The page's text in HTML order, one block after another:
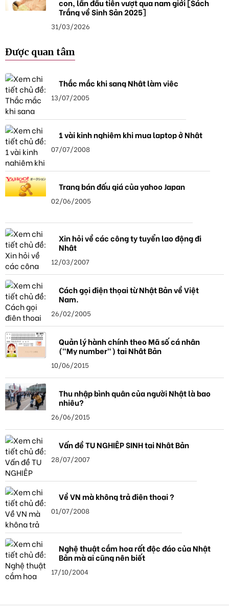
con, lần đầu tiên vượt qua nam giới [Sách
Trắng về Sinh Sản 2025]
31/03/2026
Được quan tâm
Thắc mắc khi sang Nhật làm việc
13/07/2005
1 vài kinh nghiệm khi mua laptop ở Nhật
07/07/2008
Trang bán đấu giá của yahoo Japan
02/06/2005
Xin hỏi về các công ty tuyển lao động đi
Nhật
12/03/2007
Cách gọi điện thọai từ Nhật Bản về Việt
Nam.
26/02/2005
Quản lý hành chính theo Mã số cá nhân
("My number") tại Nhật Bản
10/06/2015
Thu nhập bình quân của người Nhật là bao
nhiêu?
26/06/2015
Vấn đề TU NGHIỆP SINH tại Nhật Bản
28/07/2007
Về VN mà không trả điện thoại ?
01/07/2008
Nghệ thuật cắm hoa rất độc đáo của Nhật
Bản mà ai cũng nên biết
17/10/2004